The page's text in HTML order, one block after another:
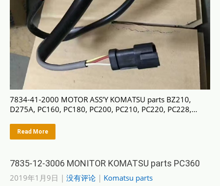
7834-41-2000 MOTOR ASS’Y KOMATSU parts BZ210,
D275A, PC160, PC180, PC200, PC210, PC220, PC228,…
Read More
7835-12-3006 MONITOR KOMATSU parts PC360
2019年1月9日 | 没有评论 | Komatsu parts